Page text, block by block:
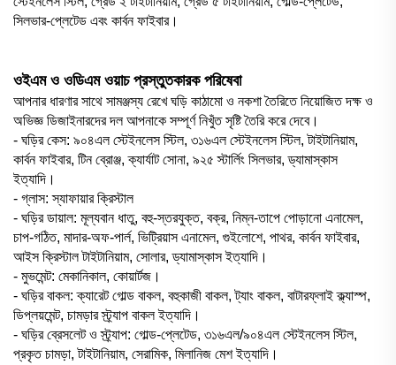
সিলভার-প্লেটেড এবং কার্বন ফাইবার।
ওইএম ও ওডিএম ওয়াচ প্রস্তুতকারক পরিষেবা
আপনার ধারণার সাথে সামঞ্জস্য রেখে ঘড়ি কাঠামো ও নকশা তৈরিতে নিয়োজিত দক্ষ ও
অভিজ্ঞ ডিজাইনারদের দল আপনাকে সম্পূর্ণ নিখুঁত সৃষ্টি তৈরি করে দেবে।
- ঘড়ির কেস: ৯০৪এল স্টেইনলেস স্টিল, ৩১৬এল স্টেইনলেস স্টিল, টাইটানিয়াম,
কার্বন ফাইবার, টিন ব্রোঞ্জ, ক্যার্যাট সোনা, ৯২৫ স্টার্লিং সিলভার, ড্যামাস্কাস
ইত্যাদি।
- গ্লাস: স্যাফায়ার ক্রিস্টাল
- ঘড়ির ডায়াল: মূল্যবান ধাতু, বহু-স্তরযুক্ত, বক্র, নিম্ন-তাপে পোড়ানো এনামেল,
চাপ-গঠিত, মাদার-অফ-পার্ল, ভিট্রিয়াস এনামেল, গুইলোশে, পাথর, কার্বন ফাইবার,
আইস ক্রিস্টাল টাইটানিয়াম, সোলার, ড্যামাস্কাস ইত্যাদি।
- মুভমেন্ট: মেকানিকাল, কোয়ার্টজ।
- ঘড়ির বাকল: ক্যারেট গোল্ড বাকল, বহুকাজী বাকল, ট্যাং বাকল, বাটারফ্লাই ক্ল্যাস্প,
ডিপ্লয়মেন্ট, চামড়ার স্ট্র্যাপ বাকল ইত্যাদি।
- ঘড়ির ব্রেসলেট ও স্ট্র্যাপ: গোল্ড-প্লেটেড, ৩১৬এল/৯০৪এল স্টেইনলেস স্টিল,
প্রকৃত চামড়া, টাইটানিয়াম, সেরামিক, মিলানিজ মেশ ইত্যাদি।